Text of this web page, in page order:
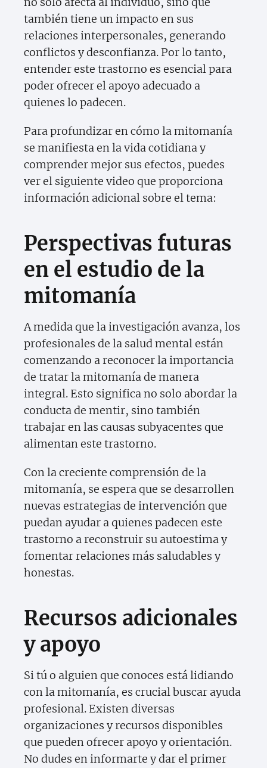
también tiene un impacto en sus
relaciones interpersonales, generando
conflictos y desconfianza. Por lo tanto,
entender este trastorno es esencial para
poder ofrecer el apoyo adecuado a
quienes lo padecen.
Para profundizar en cómo la mitomanía
se manifiesta en la vida cotidiana y
comprender mejor sus efectos, puedes
ver el siguiente video que proporciona
información adicional sobre el tema:
Perspectivas futuras
en el estudio de la
mitomanía
A medida que la investigación avanza, los
profesionales de la salud mental están
comenzando a reconocer la importancia
de tratar la mitomanía de manera
integral. Esto significa no solo abordar la
conducta de mentir, sino también
trabajar en las causas subyacentes que
alimentan este trastorno.
Con la creciente comprensión de la
mitomanía, se espera que se desarrollen
nuevas estrategias de intervención que
puedan ayudar a quienes padecen este
trastorno a reconstruir su autoestima y
fomentar relaciones más saludables y
honestas.
Recursos adicionales
y apoyo
Si tú o alguien que conoces está lidiando
con la mitomanía, es crucial buscar ayuda
profesional. Existen diversas
organizaciones y recursos disponibles
que pueden ofrecer apoyo y orientación.
No dudes en informarte y dar el primer